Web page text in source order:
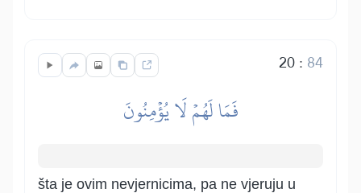
20: 84
فَمَا لَهُمۡ لَا يُؤۡمِنُونَ
šta je ovim nevjernicima, pa ne vjeruju u